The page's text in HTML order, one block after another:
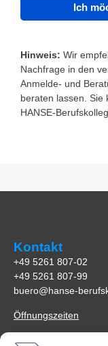
Ich
Hinweis: Wir
Nachfrage in den
Anmelde- und
beraten lassen. Sie
HANSE-
Kontakt
+49 5261 807-02
+49 5261 807-99
buero@hanse-
Öffnungszeiten